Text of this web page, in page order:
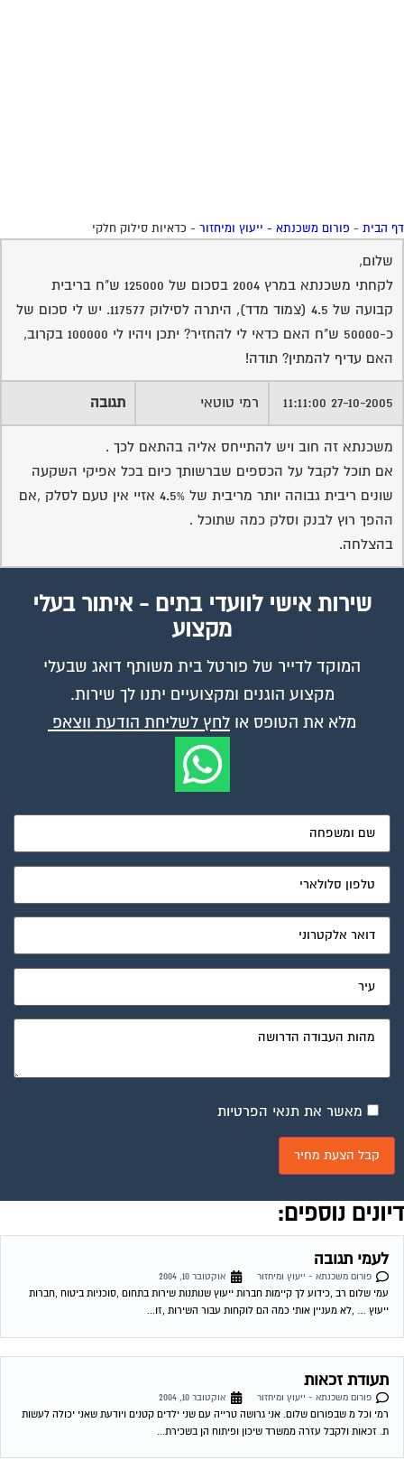
אם תוכל לקבל על הכספים שברשותך כיום בכל אפיקי השקעה
ההפך רוץ לבנק וסלק כמה שתוכל .
בהצלחה.
שירות אישי לוועדי בתים - איתור בעלי
מקצוע
המוקד לדייר של פורטל בית משותף דואג שבעלי
מקצוע הוגנים ומקצועיים יתנו לך שירות.
מלא את הטופס אולחץ לשליחת הודעת ווצאפ
מאשר את תנאי הפרטיות
נוספים:
לעמי תגובה
פורום משכנתא - ייעוץ ומיחזור
ייעוץ … ,לא מעניין אותי כמה הם לוקחות עבור השירות ,זו...
תעודת זכאות
פורום משכנתא - ייעוץ ומיחזור
יעוץ בנושא משכנתא?
פורום משכנתא - ייעוץ ומיחזור
אוקטובר 11, 2004
רמי ולכל אנשי הפורום שלום! אנו עומדים בפני רכישת דירה שווי הנכס 450K ש"ח, ויש לנו הון
עצמי של 300K ש"ח. לי ולבת זוגתי יש...
כונס נכסים פיגור בתשלום
פורום משכנתא - ייעוץ ומיחזור
אוקטובר 11, 2004
היה פיגור בתשלום המשכנתא מונה כונס נכסים, שילמתי את כל החוב, אך הכונס לא הוריד
את הכינוס. בבנק משכן טענו שעד שנגמור את המשכנתא הכונס...